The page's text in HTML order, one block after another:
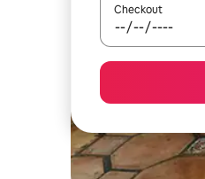
Checkout